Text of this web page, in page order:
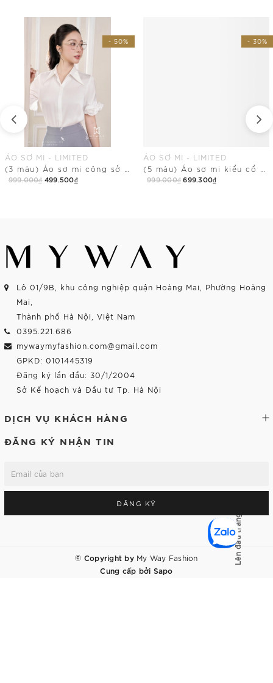
- 50%
ÁO SƠ MI - LIMITED
999.000₫ 499.500₫
- 30%
ÁO SƠ MI - LIMITED
999.000₫ 699.300₫
Lô 01/9B, khu công nghiệp quận Hoàng Mai, Phường Hoàng
Mai,
Thành phố Hà Nội, Việt Nam
0395.221.686
mywaymyfashion.com@gmail.com
GPKD: 0101445319
Đăng ký lần đầu: 30/1/2004
Sở Kế hoạch và Đầu tư Tp. Hà Nội
DỊCH VỤ KHÁCH HÀNG
ĐĂNG KÝ NHẬN TIN
ĐĂNG KÝ
© Copyright by My Way Fashion
Cung cấp bởi Sapo
Lên đầu trang